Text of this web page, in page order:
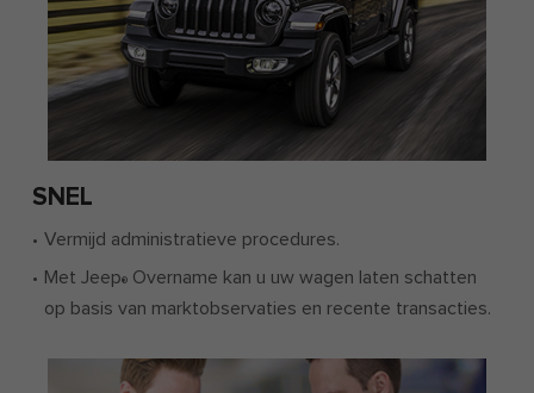
SNEL
Vermijd administratieve procedures.
Met Jeep®Overname kan u uw wagen laten schatten
op basis van marktobservaties en recente transacties.